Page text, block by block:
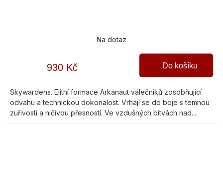
Na dotaz
930 Kč Do košíku
Skywardens. Elitní formace Arkanaut válečníků zosobňující
odvahu a technickou dokonalost. Vrhají se do boje s temnou
zuřivostí a ničivou přesností. Ve vzdušných bitvách nad...